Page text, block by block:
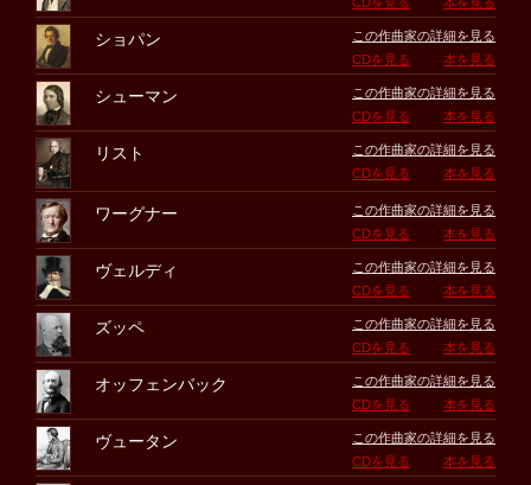
ショパン
この作曲家の詳細を見る
CDを見る
本を見る
シューマン
この作曲家の詳細を見る
CDを見る
本を見る
リスト
この作曲家の詳細を見る
CDを見る
本を見る
ワーグナー
この作曲家の詳細を見る
CDを見る
本を見る
ヴェルディ
この作曲家の詳細を見る
CDを見る
本を見る
ズッペ
この作曲家の詳細を見る
CDを見る
本を見る
オッフェンバック
この作曲家の詳細を見る
CDを見る
本を見る
ヴュータン
この作曲家の詳細を見る
CDを見る
本を見る